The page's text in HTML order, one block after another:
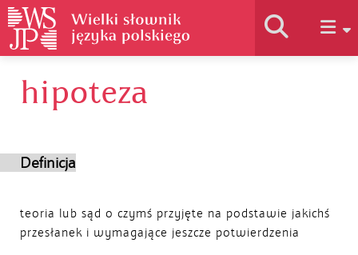
Historia słownika
hipoteza
Definicja
teoria lub sąd o czymś przyjęte na podstawie jakichś
przesłanek i wymagające jeszcze potwierdzenia